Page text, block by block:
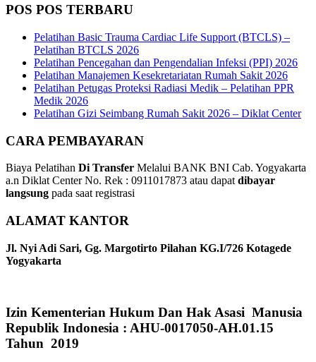
POS POS TERBARU
Pelatihan Basic Trauma Cardiac Life Support (BTCLS) –
Pelatihan BTCLS 2026
Pelatihan Pencegahan dan Pengendalian Infeksi (PPI) 2026
Pelatihan Manajemen Kesekretariatan Rumah Sakit 2026
Pelatihan Petugas Proteksi Radiasi Medik – Pelatihan PPR
Medik 2026
Pelatihan Gizi Seimbang Rumah Sakit 2026 – Diklat Center
CARA PEMBAYARAN
Biaya Pelatihan Di Transfer Melalui BANK BNI Cab. Yogyakarta
a.n Diklat Center No. Rek : 0911017873 atau dapatdibayar
langsung pada saat registrasi
ALAMAT KANTOR
Jl. Nyi Adi Sari, Gg. Margotirto Pilahan KG.I/726 Kotagede
Yogyakarta
Izin Kementerian Hukum Dan Hak Asasi Manusia
Republik Indonesia : AHU-0017050-AH.01.15
Tahun 2019